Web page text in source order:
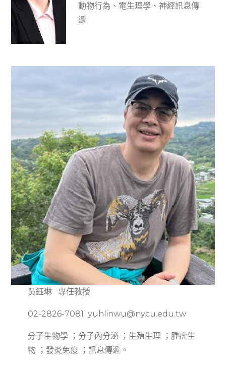
動物行為、電生理學、神經訊息傳
遞
吳鈺琳 專任教授
02-2826-7081 yuhlinwu@nycu.edu.tw
分子生物學 ；分子內分泌 ；生殖生理 ；腫瘤生
物 ；發炎免疫 ；訊息傳遞。